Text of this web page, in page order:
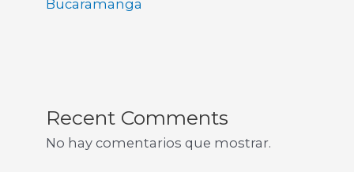
Bucaramanga
Recent Comments
No hay comentarios que mostrar.